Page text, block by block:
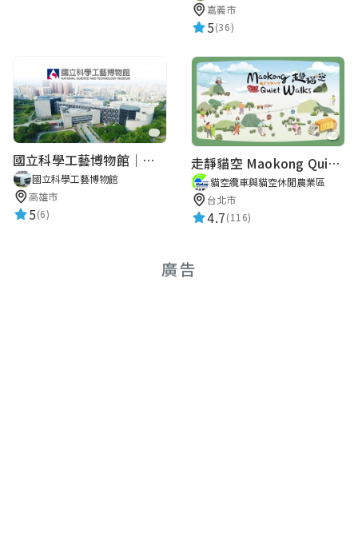
嘉義市
5(36)
國立科學工藝博物館｜華語智慧導覽
國立科學工藝博物館
高雄市
5(6)
走靜貓空 Maokong Quiet Walks
貓空纜車與貓空休閒農業區
台北市
4.7(116)
廣告